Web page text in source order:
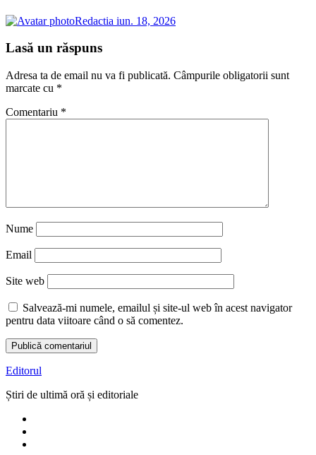
Redactia iun. 18, 2026
Lasă un răspuns
Adresa ta de email nu va fi publicată. Câmpurile obligatorii sunt
marcate cu *
Comentariu *
Nume
Email
Site web
Salvează-mi numele, emailul și site-ul web în acest navigator
pentru data viitoare când o să comentez.
Editorul
Știri de ultimă oră și editoriale